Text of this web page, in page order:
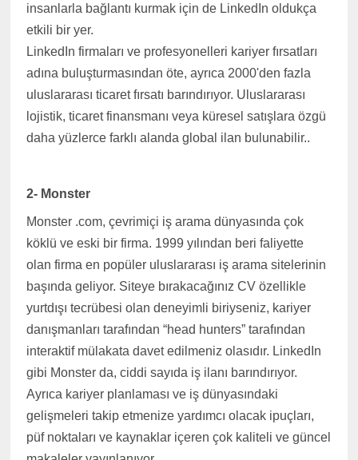
insanlarla bağlantı kurmak için de LinkedIn oldukça
etkili bir yer.
LinkedIn firmaları ve profesyonelleri kariyer fırsatları
adına buluşturmasından öte, ayrıca 2000'den fazla
uluslararası ticaret fırsatı barındırıyor. Uluslararası
lojistik, ticaret finansmanı veya küresel satışlara özgü
daha yüzlerce farklı alanda global ilan bulunabilir..
2- Monster
Monster .com, çevrimiçi iş arama dünyasında çok
köklü ve eski bir firma. 1999 yılından beri faliyette
olan firma en popüler uluslararası iş arama sitelerinin
başında geliyor. Siteye bırakacağınız CV özellikle
yurtdışı tecrübesi olan deneyimli biriyseniz, kariyer
danışmanları tarafından “head hunters” tarafından
interaktif mülakata davet edilmeniz olasıdır. LinkedIn
gibi Monster da, ciddi sayıda iş ilanı barındırıyor.
Ayrıca kariyer planlaması ve iş dünyasındaki
gelişmeleri takip etmenize yardımcı olacak ipuçları,
püf noktaları ve kaynaklar içeren çok kaliteli ve güncel